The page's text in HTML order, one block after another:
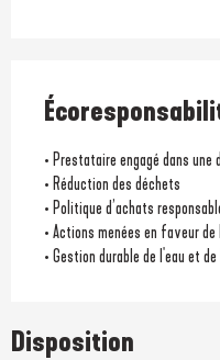
• Prestataire engagé dans une
• Réduction des déchets
• Politique d’achats
• Actions menées en faveur
• Gestion durable de l'eau et
Disposition